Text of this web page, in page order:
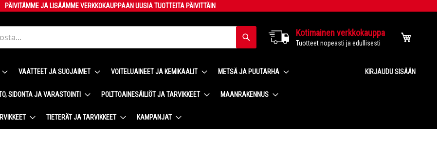
PÄIVITÄMME JA LISÄÄMME VERKKOKAUPPAAN UUSIA TUOTTEITA PÄIVITTÄIN
Kotimainen verkkokauppa
Tuotteet nopeasti ja edullisesti
VAATTEET JA SUOJAIMET VOITELUAINEET JA KEMIKAALIT METSÄ JA PUUTARHA
SIDONTA JA VARASTOINTI POLTTOAINESÄILIÖT JA TARVIKKEET MAANRAKENNUS
TIETERÄT JA TARVIKKEET KAMPANJAT
KIRJAUDU SISÄÄN